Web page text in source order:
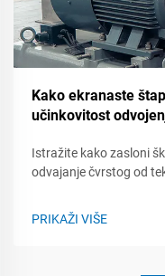
Kako ekranaste
učinkovitost
Istražite kako zasloni
odvajanje čvrstog od
dizajnima štednje
PRIKAŽI VIŠE